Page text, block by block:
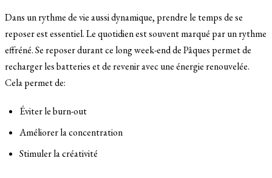
Dans un rythme de vie aussi dynamique, prendre le temps de se
reposer est essentiel. Le quotidien est souvent marqué par un rythme
effréné. Se reposer durant ce long week-end de Pâques permet de
recharger les batteries et de revenir avec une énergie renouvelée.
Cela permet de:
Éviter le burn-out
Améliorer la concentration
Stimuler la créativité